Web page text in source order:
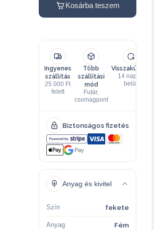
Kosárba teszem
Ingyenes
szállítás
25 000 Ft
felett
Több
szállítási
mód
Futár,
csomagpont
Visszaküldés
14 napon
belül
Biztonságos fizetés
Pay
Anyag és kivitel
Szín fekete
Anyag Fém